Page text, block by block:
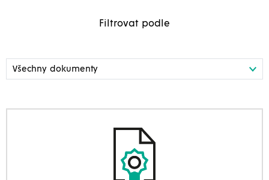
Filtrovat podle